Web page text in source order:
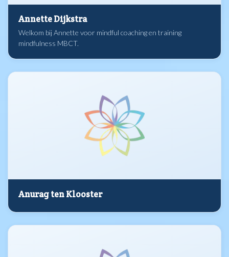
Annette Dijkstra
Welkom bij Annette voor mindful coaching en training
mindfulness MBCT.
Anurag ten Klooster